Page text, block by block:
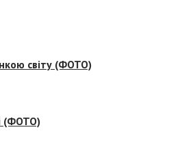
світу (ФОТО)
(ФОТО)